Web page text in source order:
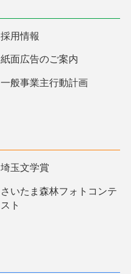
採用情報
紙面広告のご案内
一般事業主行動計画
埼玉文学賞
さいたま森林フォトコンテ
スト